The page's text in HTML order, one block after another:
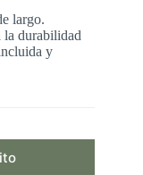
largo.
la durabilidad
y